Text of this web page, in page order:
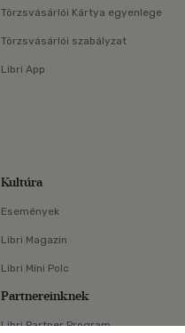
Törzsvásárlói Kártya egyenlege
Törzsvásárlói szabályzat
Libri App
Kultúra
Események
Libri Magazin
Libri Mini Polc
Partnereinknek
Libri Partner Program